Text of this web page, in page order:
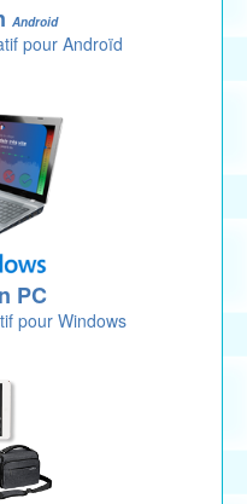
Android
pour Androïd
PC
pour Windows